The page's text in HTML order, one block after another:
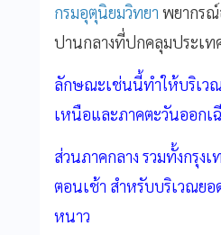
กรมอุตุนิยมวิทยา พยากรณ์
ปานกลางที่ปกคลุมประเท
ลักษณะเช่นนี้ทำให้บริเว
เหนือและภาคตะวันออกเ
ส่วนภาคกลาง รวมทั้งกรุ
ตอนเช้า สำหรับบริเวณยอ
หนาว